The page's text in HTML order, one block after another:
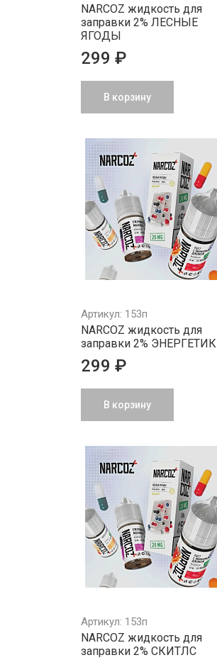
NARCOZ жидкость для
заправки 2% ЛЕСНЫЕ
ЯГОДЫ
299 ₽
В корзину
Артикул: 153п
NARCOZ жидкость для
заправки 2% ЭНЕРГЕТИК
299 ₽
В корзину
Артикул: 153п
NARCOZ жидкость для
заправки 2% СКИТЛС